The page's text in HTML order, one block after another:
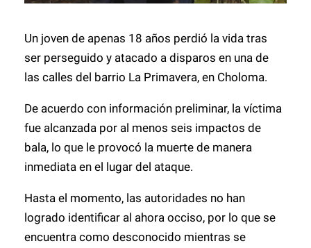
Un joven de apenas 18 años perdió la vida tras
ser perseguido y atacado a disparos en una de
las calles del barrio La Primavera, en Choloma.
De acuerdo con información preliminar, la víctima
fue alcanzada por al menos seis impactos de
bala, lo que le provocó la muerte de manera
inmediata en el lugar del ataque.
Hasta el momento, las autoridades no han
logrado identificar al ahora occiso, por lo que se
encuentra como desconocido mientras se